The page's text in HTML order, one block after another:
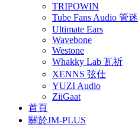
TRIPOWIN
Tube Fans Audio 管迷
Ultimate Ears
Wavebone
Westone
Whakky Lab 瓦祈
XENNS 弦仕
YUZI Audio
ZiiGaat
首頁
關於JM-PLUS